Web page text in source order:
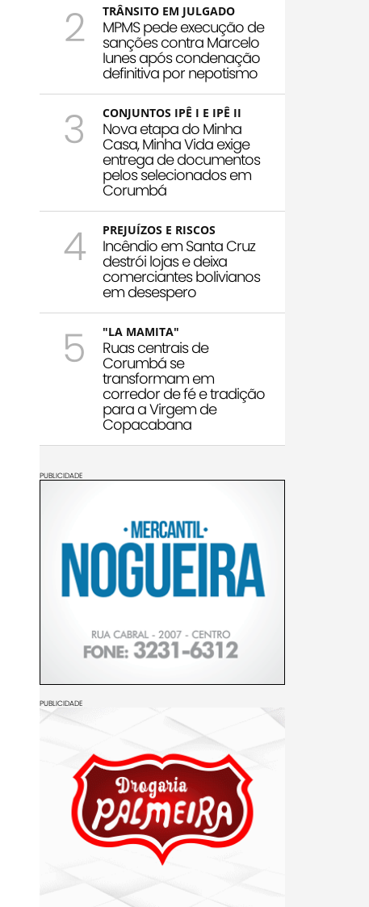
2 TRÂNSITO EM JULGADO
MPMS pede execução de
sanções contra Marcelo
Iunes após condenação
definitiva por nepotismo
3 CONJUNTOS IPÊ I E IPÊ II
Nova etapa do Minha
Casa, Minha Vida exige
entrega de documentos
pelos selecionados em
Corumbá
4 PREJUÍZOS E RISCOS
Incêndio em Santa Cruz
destrói lojas e deixa
comerciantes bolivianos
em desespero
5 "LA MAMITA"
Ruas centrais de
Corumbá se
transformam em
corredor de fé e tradição
para a Virgem de
Copacabana
PUBLICIDADE
PUBLICIDADE